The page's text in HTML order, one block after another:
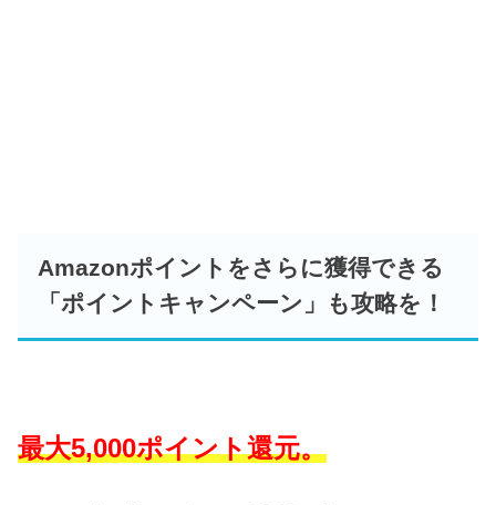
Amazonポイントをさらに獲得できる
「ポイントキャンペーン」も攻略を！
最大5,000ポイント還元。